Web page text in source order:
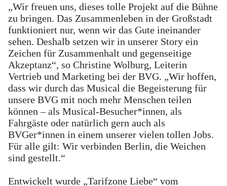
„Wir freuen uns, dieses tolle Projekt auf die Bühne
zu bringen. Das Zusammenleben in der Großstadt
funktioniert nur, wenn wir das Gute ineinander
sehen. Deshalb setzen wir in unserer Story ein
Zeichen für Zusammenhalt und gegenseitige
Akzeptanz“, so Christine Wolburg, Leiterin
Vertrieb und Marketing bei der BVG. „Wir hoffen,
dass wir durch das Musical die Begeisterung für
unsere BVG mit noch mehr Menschen teilen
können – als Musical-Besucher*innen, als
Fahrgäste oder natürlich gern auch als
BVGer*innen in einem unserer vielen tollen Jobs.
Für alle gilt: Wir verbinden Berlin, die Weichen
sind gestellt.“
Entwickelt wurde „Tarifzone Liebe“ vom